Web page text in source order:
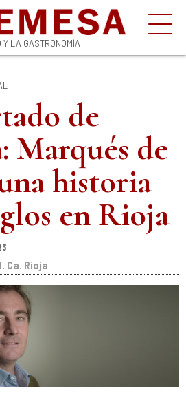
LA GASTRONOMÍA
de
Marqués de
historia
en Rioja
Ca. Rioja